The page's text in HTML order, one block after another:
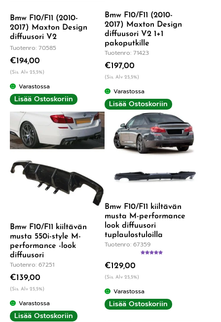
Bmw F10/F11 (2010-
2017) Maxton Design
diffuusori V2
Tuotenro: 70585
€194,00
(Sis. Alv 25,5%)
Varastossa
Lisää Ostoskoriin
Bmw F10/F11 (2010-
2017) Maxton Design
diffuusori V2 1+1
pakoputkille
Tuotenro: 71423
€197,00
(Sis. Alv 25,5%)
Varastossa
Lisää Ostoskoriin
Bmw F10/F11 kiiltävän
musta 550i-style M-
performance -look
diffuusori
Tuotenro: 67251
€139,00
(Sis. Alv 25,5%)
Varastossa
Lisää Ostoskoriin
Bmw F10/F11 kiiltävän
musta M-performance
look diffuusori
tuplaulostuloilla
Tuotenro: 67359
€129,00
(Sis. Alv 25,5%)
Varastossa
Lisää Ostoskoriin